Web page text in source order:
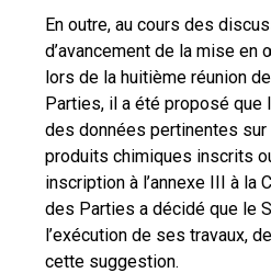
En outre, au cours des
d’avancement de la mise en
lors de la huitième réunion
Parties, il a été proposé que
des données pertinentes
produits chimiques inscrits
inscription à l’annexe III à la
des Parties a décidé que le
l’exécution de ses travaux,
cette suggestion.